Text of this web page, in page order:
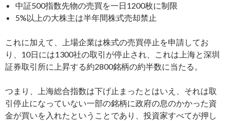
中証500指数先物の売買を一日1200枚に制限
5%以上の大株主は半年間株式売却禁止
これに加えて、上場企業は株式の売買停止を申請してお
り、10日には1300社の取引が停止され、これは上海と深圳
証券取引所に上昇する約2800銘柄の約半数に当たる。
つまり、上海総合指数は下げ止まったとはいえ、それは取
引停止になっていない一部の銘柄に政府の息のかかった資
金が買いを入れたということであり、投資家すべてが押し